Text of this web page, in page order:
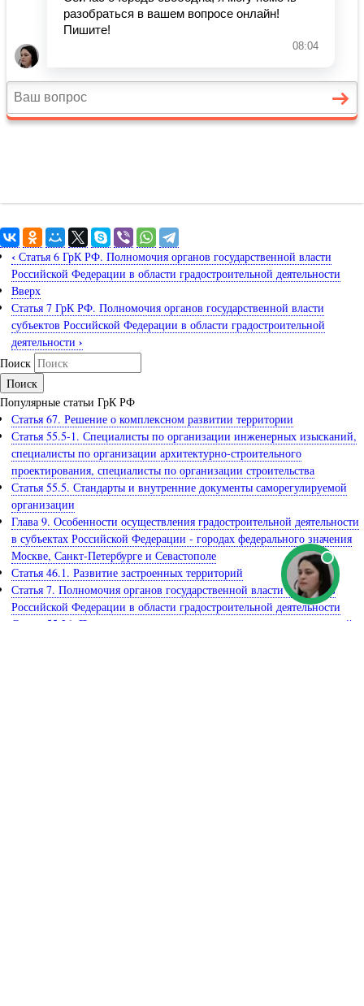
‹ Статья 6 ГрК РФ. Полномочия органов государственной власти
Российской Федерации в области градостроительной деятельности
Вверх
Статья 7 ГрК РФ. Полномочия органов государственной власти
субъектов Российской Федерации в области градостроительной
деятельности ›
Поиск
Популярные статьи ГрК РФ
Статья 67. Решение о комплексном развитии территории
Статья 55.5-1. Специалисты по организации инженерных изысканий,
специалисты по организации архитектурно-строительного
проектирования, специалисты по организации строительства
Статья 55.5. Стандарты и внутренние документы саморегулируемой
организации
Глава 9. Особенности осуществления градостроительной деятельности
в субъектах Российской Федерации - городах федерального значения
Москве, Санкт-Петербурге и Севастополе
Статья 46.1. Развитие застроенных территорий
Статья 7. Полномочия органов государственной власти субъектов
Российской Федерации в области градостроительной деятельности
Статья 55.26. Приостановление и прекращение эксплуатации зданий,